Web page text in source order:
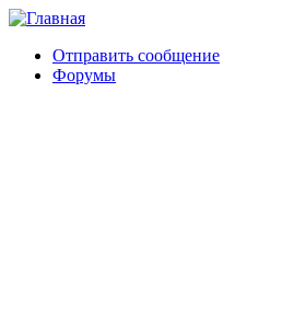
Отправить сообщение
Форумы